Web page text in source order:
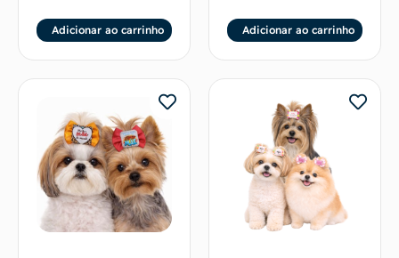
Adicionar ao carrinho Adicionar ao carrinho